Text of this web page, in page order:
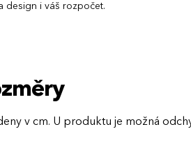
design i váš rozpočet.
v cm. U produktu je možná